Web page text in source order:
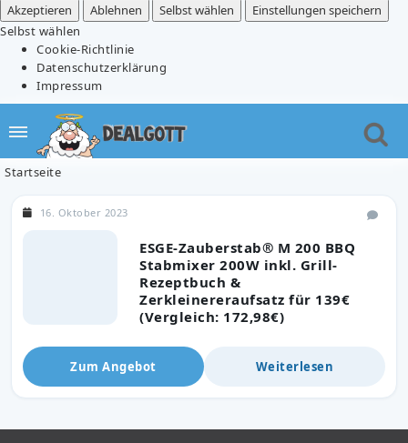
Akzeptieren
Ablehnen Selbst wählen
Einstellungen speichern
Selbst wählen
Cookie-Richtlinie
Datenschutzerklärung
Impressum
Startseite
ESGE-Zauberstab® M 200 BBQ
Stabmixer 200W inkl. Grill-
Rezeptbuch &
Zerkleinereraufsatz für 139€
(Vergleich: 172,98€)
16. Oktober 2023
Zum Angebot Weiterlesen